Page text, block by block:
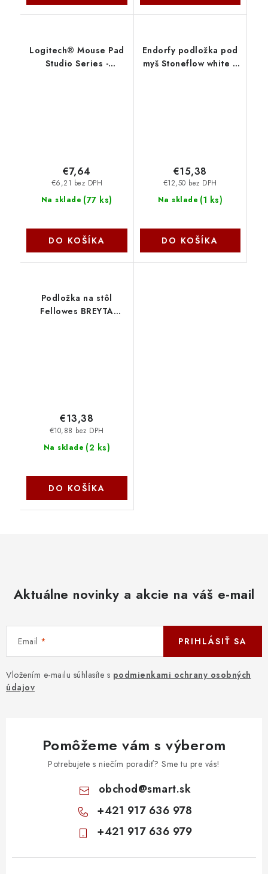
Logitech® Mouse Pad
Studio Series -
Na sklade (77 ks)
€6,21 bez DPH
€7,64
DO KOŠÍKA
Endorfy podložka pod
myš Stoneflow white L
Na sklade (1 ks)
€12,50 bez DPH
€15,38
DO KOŠÍKA
Podložka na stôl
Fellowes BREYTA
Na sklade (2 ks)
€10,88 bez DPH
€13,38
DO KOŠÍKA
Aktuálne novinky a akcie na váš e-mail
Email
Vložením e-mailu súhlasíte s podmienkami ochrany osobných
údajov
PRIHLÁSIŤ SA
Pomôžeme vám s výberom
Potrebujete s niečím poradiť? Sme tu pre vás!
obchod@smart.sk
+421 917 636 978
+421 917 636 979